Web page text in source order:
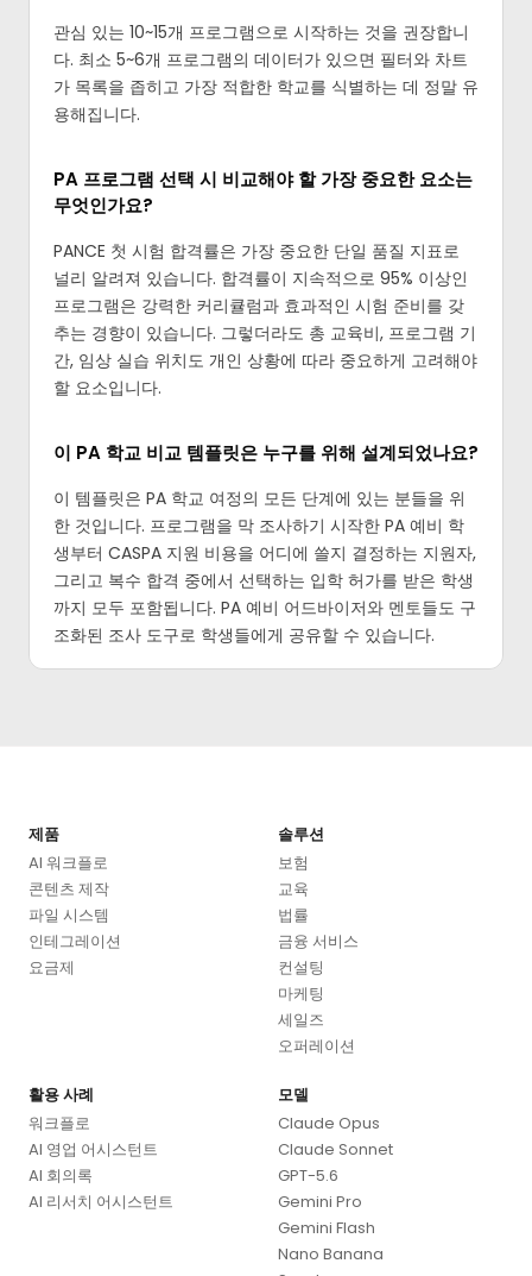
관심 있는 10~15개 프로그램으로 시작하는 것을 권장합니
다. 최소 5~6개 프로그램의 데이터가 있으면 필터와 차트
가 목록을 좁히고 가장 적합한 학교를 식별하는 데 정말 유
용해집니다.
PA 프로그램 선택 시 비교해야 할 가장 중요한 요소는
무엇인가요?
PANCE 첫 시험 합격률은 가장 중요한 단일 품질 지표로
널리 알려져 있습니다. 합격률이 지속적으로 95% 이상인
프로그램은 강력한 커리큘럼과 효과적인 시험 준비를 갖
추는 경향이 있습니다. 그렇더라도 총 교육비, 프로그램 기
간, 임상 실습 위치도 개인 상황에 따라 중요하게 고려해야
할 요소입니다.
이 PA 학교 비교 템플릿은 누구를 위해 설계되었나요?
이 템플릿은 PA 학교 여정의 모든 단계에 있는 분들을 위
한 것입니다. 프로그램을 막 조사하기 시작한 PA 예비 학
생부터 CASPA 지원 비용을 어디에 쓸지 결정하는 지원자,
그리고 복수 합격 중에서 선택하는 입학 허가를 받은 학생
까지 모두 포함됩니다. PA 예비 어드바이저와 멘토들도 구
조화된 조사 도구로 학생들에게 공유할 수 있습니다.
제품
AI 워크플로
콘텐츠 제작
파일 시스템
인테그레이션
요금제
솔루션
보험
교육
법률
금융 서비스
컨설팅
마케팅
세일즈
오퍼레이션
활용 사례
워크플로
AI 영업 어시스턴트
AI 회의록
AI 리서치 어시스턴트
모델
Claude Opus
Claude Sonnet
GPT-5.6
Gemini Pro
Gemini Flash
Nano Banana